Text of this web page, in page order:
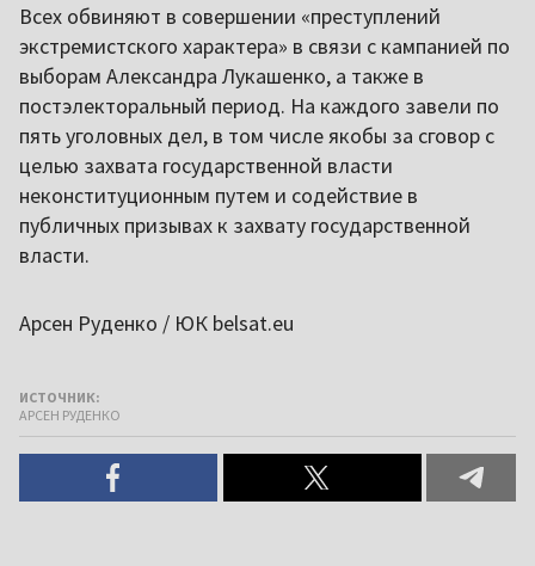
Всех обвиняют в совершении «преступлений
экстремистского характера» в связи с кампанией по
выборам Александра Лукашенко, а также в
постэлекторальный период. На каждого завели по
пять уголовных дел, в том числе якобы за сговор с
целью захвата государственной власти
неконституционным путем и содействие в
публичных призывах к захвату государственной
власти.
Арсен Руденко / ЮК belsat.eu
ИСТОЧНИК:
АРСЕН РУДЕНКО